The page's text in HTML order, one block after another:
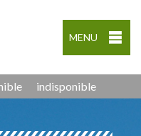
MENU
indisponible